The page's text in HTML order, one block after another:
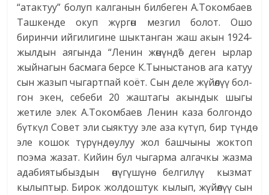
“атактуу” болуп калганын билбеген А.Токомбаев
Ташкенде окуп жүргөн мезгил болот. Ошо
биринчи ийгилигине шыктанган жаш акын 1924-
жылдын аягында “Ленин жөнүн­дө” деген ырлар
жыйнагын басмага берсе К.Тыныстанов ага катуу
сын жазып чыгартпай коёт. Сын деле жүйөлүү бол­
гон экен, себеби 20 жаштагы акындык шыгы
жетиле элек А.Токомбаев Ленин каза болгондо
бүткүл Совет эли сыяктуу эле аза күтүп, бир түндө
эле кошок түрүндө улуу жол башчыны жоктоп
поэма жазат. Кийин бул чыгарма алгачкы жазма
адабиятыбыздын өнүгүшүнө белгилүү кызмат
кылыптыр. Бирок жолдоштук кылып, жүйөлүү сын